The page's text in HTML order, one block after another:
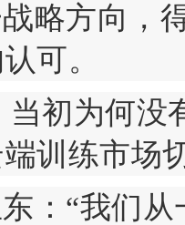
略方向，
可。
当初为何没
训练市场
：“我们